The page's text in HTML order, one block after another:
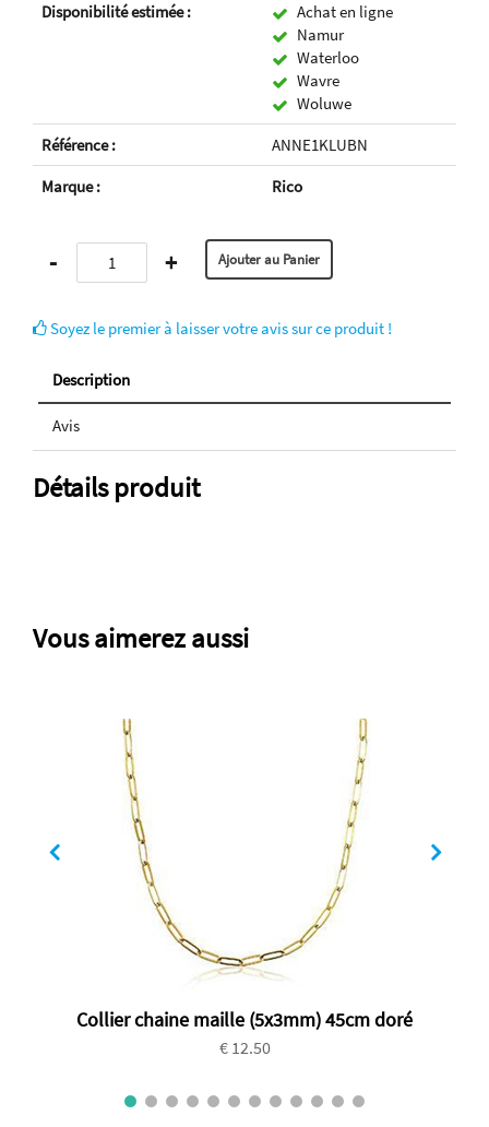
Disponibilité estimée :
Achat en ligne
Namur
Waterloo
Wavre
Woluwe
Référence :
ANNE1KLUBN
Marque :
Rico
- +
Soyez le premier à laisser votre avis sur ce produit !
Description
Avis
Détails produit
Vous aimerez aussi
Collier chaine maille (5x3mm) 45cm doré
€ 12.50